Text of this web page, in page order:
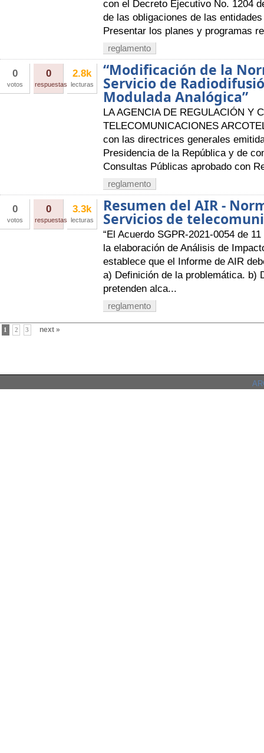
con el Decreto Ejecutivo No. 1204
de las obligaciones de las
Presentar los planes y programas
reglamento
0
votos
0
respuestas
2.8k
lecturas
“Modificación de la
Servicio de
Modulada Analógica”
LA AGENCIA DE REGULACIÓN Y
TELECOMUNICACIONES
con las directrices generales
Presidencia de la República y de
Consultas Públicas aprobado con
reglamento
0
votos
0
respuestas
3.3k
lecturas
Resumen del AIR -
Servicios de
“El Acuerdo SGPR-2021-0054 de
la elaboración de Análisis de
establece que el Informe de AIR
a) Definición de la problemática. b)
pretenden alca...
reglamento
1 2 3 next »